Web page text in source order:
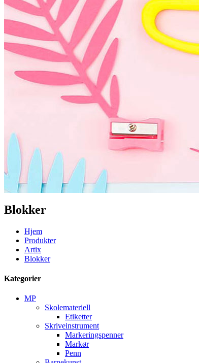
Blokker
Hjem
Produkter
Artix
Blokker
Kategorier
MP
Skolemateriell
Etiketter
Skriveinstrument
Markeringspenner
Markør
Penn